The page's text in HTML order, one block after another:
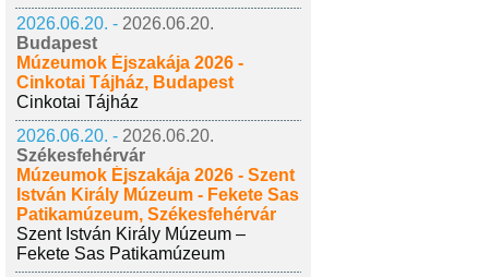
2026.06.20. - 2026.06.20.
Budapest
Múzeumok Éjszakája 2026 -
Cinkotai Tájház, Budapest
Cinkotai Tájház
2026.06.20. - 2026.06.20.
Székesfehérvár
Múzeumok Éjszakája 2026 - Szent
István Király Múzeum - Fekete Sas
Patikamúzeum, Székesfehérvár
Szent István Király Múzeum –
Fekete Sas Patikamúzeum